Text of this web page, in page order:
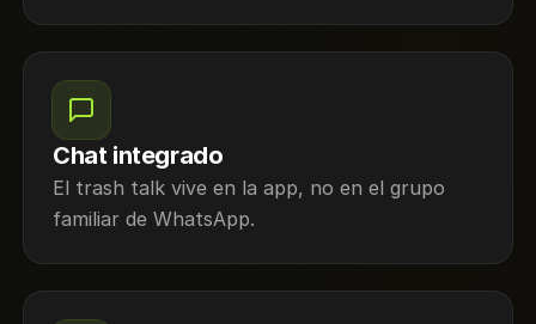
Chat integrado
El trash talk vive en la app, no en el grupo
familiar de WhatsApp.